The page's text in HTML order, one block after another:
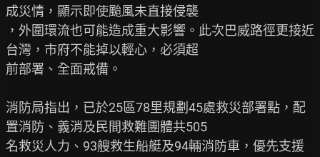
成災情，顯示即使颱風未直接侵襲
，外圍環流也可能造成重大影響。此次巴威路徑更接近
台灣，市府不能掉以輕心，必須超
前部署、全面戒備。
消防局指出，已於25區78里規劃45處救災部署點，配
置消防、義消及民間救難團體共505
名救災人力、93艘救生船艇及94輛消防車，優先支援